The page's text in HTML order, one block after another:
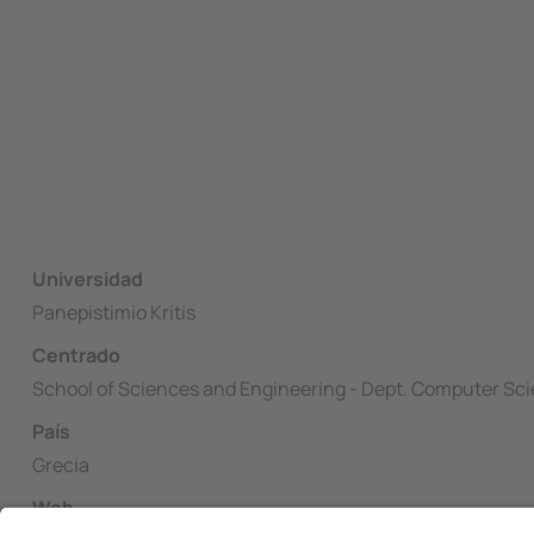
Universidad
Panepistimio Kritis
Centrado
School of Sciences and Engineering - Dept. Computer
País
Grecia
Web